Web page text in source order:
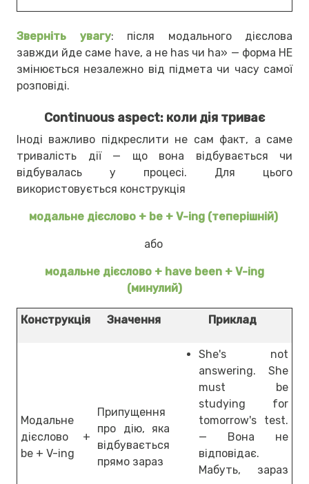
Зверніть увагу: після модального дієслова
завжди йде саме have, а не has чи ha» — форма НЕ
змінюється незалежно від підмета чи часу самої
розповіді.
Continuous aspect: коли дія триває
Іноді важливо підкреслити не сам факт, а саме
тривалість дії — що вона відбувається чи
відбувалась у процесі. Для цього
використовується конструкція
модальне дієслово + be + V-ing (теперішній)
або
модальне дієслово + have been + V-ing
(минулий)
Конструкція Значення Приклад
Модальне
дієслово +
be + V-ing
Припущення
про дію, яка
відбувається
прямо зараз
She's not
answering. She
must be
studying for
tomorrow's test.
— Вона не
відповідає.
Мабуть, зараз